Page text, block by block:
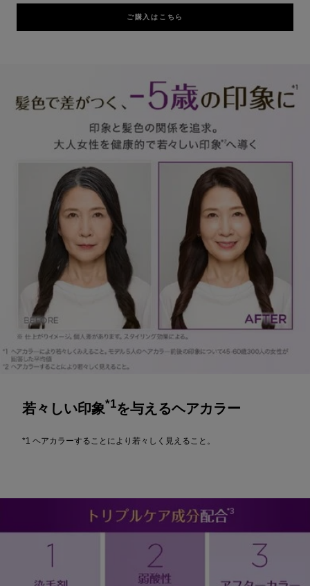
ご購入はこちら
若々しい印象*1を与えるヘアカラー
*1 ヘアカラーすることにより若々しく見えること。